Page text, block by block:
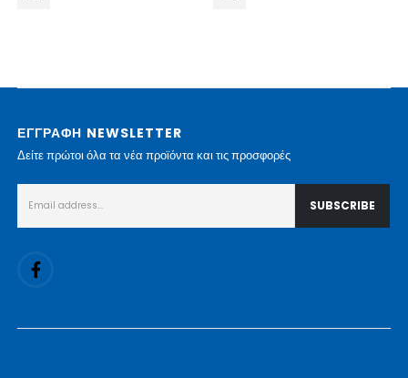
ΕΓΓΡΑΦΗ NEWSLETTER
Δείτε πρώτοι όλα τα νέα προϊόντα και τις προσφορές